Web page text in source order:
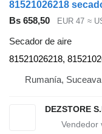
Bs 658,50 EUR 47 ≈
Secador de aire
81521026218,
Rumanía, Suceava
DEZSTORE